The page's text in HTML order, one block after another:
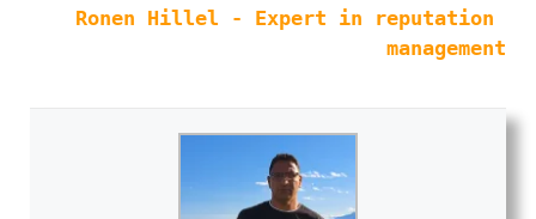
Ronen Hillel - Expert in reputation
management